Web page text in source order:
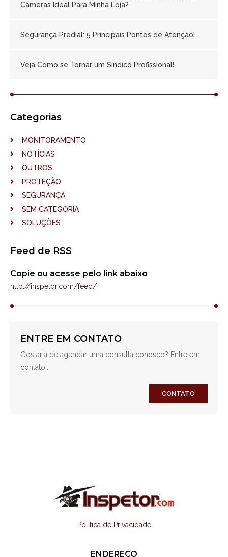
Câmeras Ideal Para Minha Loja?
Segurança Predial: 5 Principais Pontos de Atenção!
Veja Como se Tornar um Síndico Profissional!
Categorias
MONITORAMENTO
NOTÍCIAS
OUTROS
PROTEÇÃO
SEGURANÇA
SEM CATEGORIA
SOLUÇÕES
Feed de RSS
Copie ou acesse pelo link abaixo
http://inspetor.com/feed/
ENTRE EM CONTATO
Gostaria de agendar uma consulta conosco? Entre em
contato!.
CONTATO
Política de Privacidade
ENDEREÇO